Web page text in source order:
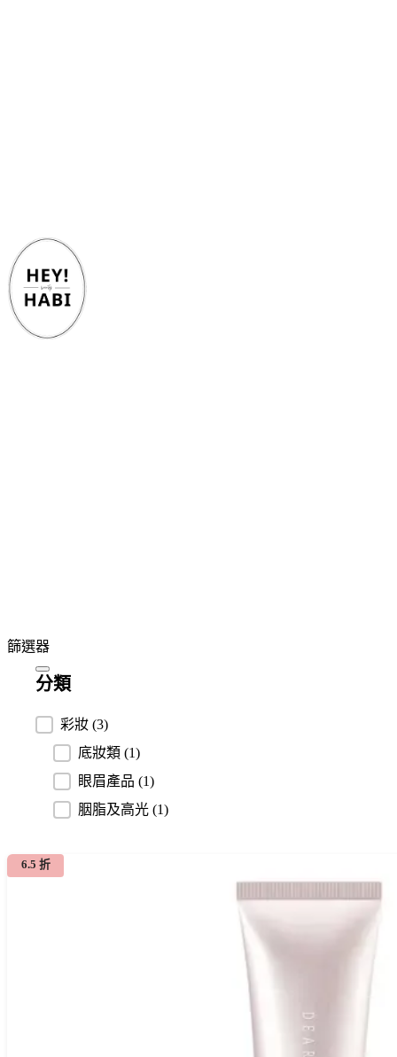
篩選器
分類
分類彩妝 (3)
底妝類 (1)
眼眉產品 (1)
胭脂及高光 (1)
6.5 折